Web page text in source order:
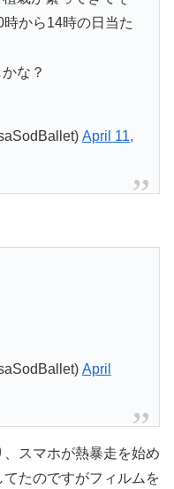
から14時の日当た
な？
April 11,
April
スマホが熱暴走を始め
たのですがフィルムを